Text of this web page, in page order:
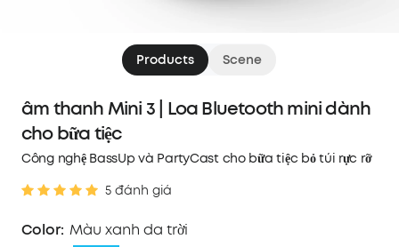
Products Scene
âm thanh Mini 3 | Loa Bluetooth mini dành
cho bữa tiệc
Công nghệ BassUp và PartyCast cho bữa tiệc bỏ túi rực rỡ
5 đánh giá
Color: Màu xanh da trời